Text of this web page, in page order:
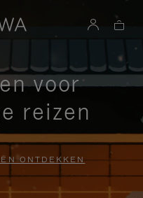
voor
reizen
ONTDEKKEN